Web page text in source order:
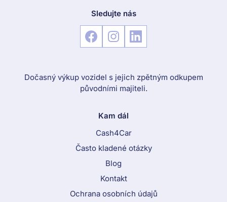
Sledujte nás
Dočasný výkup vozidel s jejich zpětným odkupem
původními majiteli.
Kam dál
Cash4Car
Často kladené otázky
Blog
Kontakt
Ochrana osobních údajů